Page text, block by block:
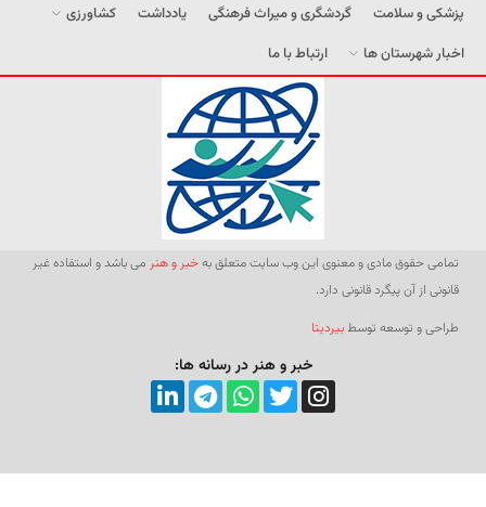
پزشکی و سلامت
گردشگری و میراث فرهنگی یادداشت
کشاورزی
اخبار شهرستان ها
ارتباط با ما
تمامی حقوق مادی و معنوی این وب سایت متعلق بهخبر و هنر می باشد و استفاده غیر
قانونی از آن پیگرد قانونی دارد.
طراحی و توسعه توسطبیردیتا
خبر و هنر در رسانه ها: